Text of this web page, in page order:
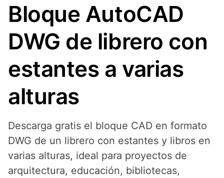
Bloque AutoCAD
DWG de librero con
estantes a varias
alturas
Descarga gratis el bloque CAD en formato
DWG de un librero con estantes y libros en
varias alturas, ideal para proyectos de
arquitectura, educación, bibliotecas,